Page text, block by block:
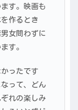
す。映画も
作るとき
女問わずに
す。
ったです
って、どん
れの楽しみ